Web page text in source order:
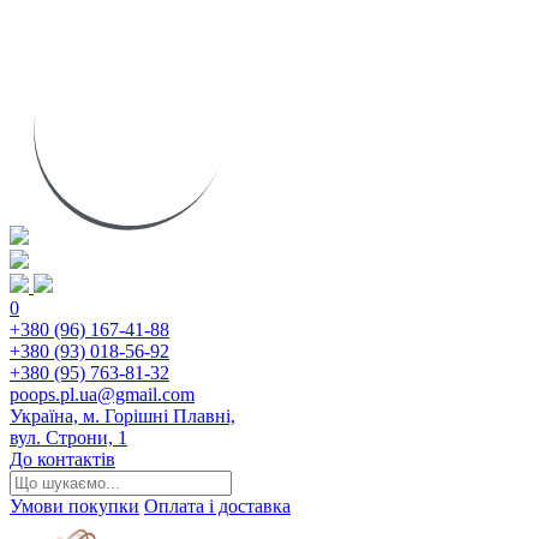
0
+380 (96) 167-41-88
+380 (93) 018-56-92
+380 (95) 763-81-32
poops.pl.ua@gmail.com
Україна, м. Горішні Плавні,
вул. Строни, 1
До контактів
Умови покупки Оплата і доставка